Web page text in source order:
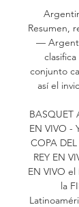
Resumen,
—
conjunto
así el
BASQUET
EN VIVO -
COPA
REY EN
EN VIVO
la